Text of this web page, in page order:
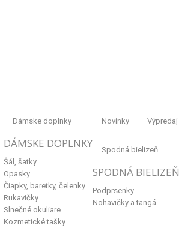
Dámske doplnky
DÁMSKE DOPLNKY
Šál, šatky
Opasky
Čiapky, baretky, čelenky
Rukavičky
Slnečné okuliare
Kozmetické tašky
Novinky Výpredaj
Spodná bielizeň
SPODNÁ BIELIZEŇ
Podprsenky
Nohavičky a tangá